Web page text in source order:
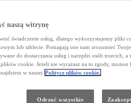
naszą witrynę
świadczenie usług, dlatego wykorzystujemy pliki
lub tablecie. Pomagają one nam zrozumieć
do dostarczania usług i narzędzi osób trzecich, a
cookie. Jeżeli nie wyrażasz na to zgody, możesz
w naszej Polityce plików cookie.
Odrzuć wszystkie